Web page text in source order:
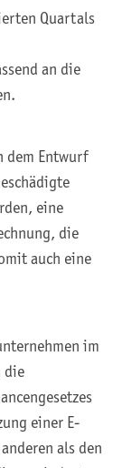
Quartals
an die
dem Entwurf
eine
die
auch eine
im
die
einer E-
als den